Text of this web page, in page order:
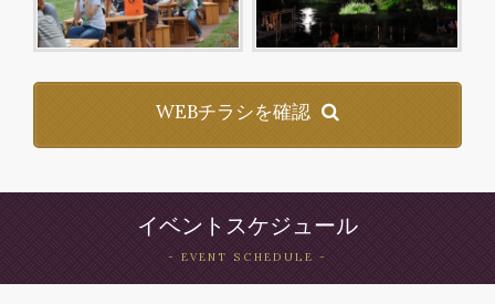
WEBチラシを確認
イベントスケジュール